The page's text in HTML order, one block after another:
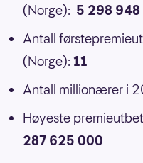
(Norge): 5 298 948
Antall
(Norge): 11
Antall millionærer i
Høyeste
287 625 000